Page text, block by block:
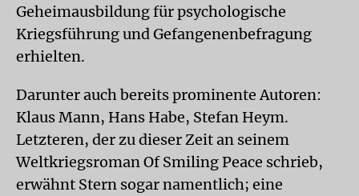
Geheimausbildung für psychologische
Kriegsführung und Gefangenen­befragung
erhielten.
Darunter auch bereits prominente Autoren:
Klaus Mann, Hans Habe, Stefan Heym.
Letzteren, der zu dieser Zeit an seinem
Weltkriegsroman Of Smiling Peace schrieb,
erwähnt Stern sogar namentlich; eine